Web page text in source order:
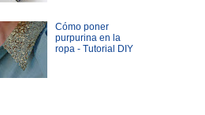
Cómo poner
purpurina en la
ropa - Tutorial DIY